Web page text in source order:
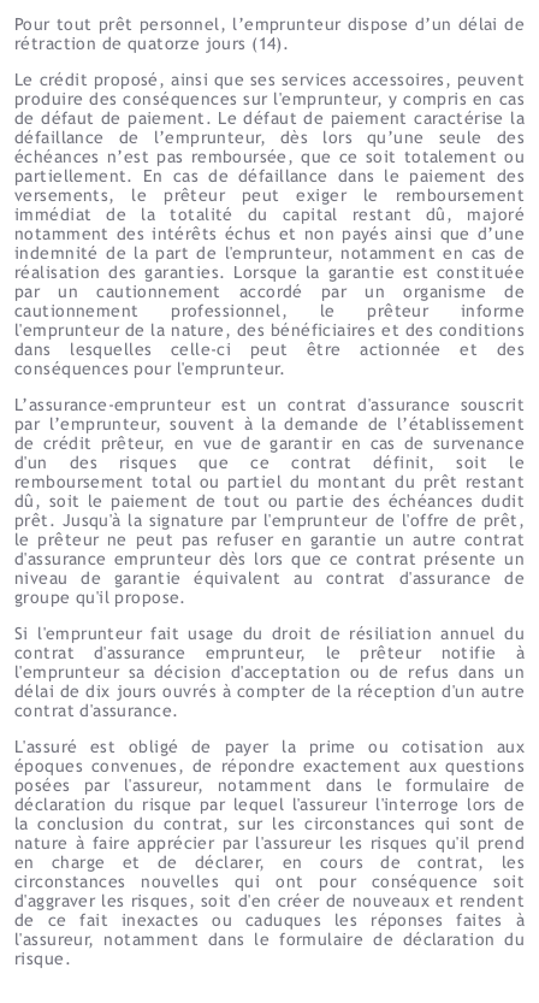
Pour tout prêt personnel, l’emprunteur dispose d’un délai de
rétraction de quatorze jours (14).
Le crédit proposé, ainsi que ses services accessoires, peuvent
produire des conséquences sur l'emprunteur, y compris en cas
de défaut de paiement. Le défaut de paiement caractérise la
défaillance de l’emprunteur, dès lors qu’une seule des
échéances n’est pas remboursée, que ce soit totalement ou
partiellement. En cas de défaillance dans le paiement des
versements, le prêteur peut exiger le remboursement
immédiat de la totalité du capital restant dû, majoré
notamment des intérêts échus et non payés ainsi que d’une
indemnité de la part de l'emprunteur, notamment en cas de
réalisation des garanties. Lorsque la garantie est constituée
par un cautionnement accordé par un organisme de
cautionnement professionnel, le prêteur informe
l'emprunteur de la nature, des bénéficiaires et des conditions
dans lesquelles celle-ci peut être actionnée et des
conséquences pour l'emprunteur.
L’assurance-emprunteur est un contrat d'assurance souscrit
par l’emprunteur, souvent à la demande de l’établissement
de crédit prêteur, en vue de garantir en cas de survenance
d'un des risques que ce contrat définit, soit le
remboursement total ou partiel du montant du prêt restant
dû, soit le paiement de tout ou partie des échéances dudit
prêt. Jusqu'à la signature par l'emprunteur de l'offre de prêt,
le prêteur ne peut pas refuser en garantie un autre contrat
d'assurance emprunteur dès lors que ce contrat présente un
niveau de garantie équivalent au contrat d'assurance de
groupe qu'il propose.
Si l'emprunteur fait usage du droit de résiliation annuel du
contrat d'assurance emprunteur, le prêteur notifie à
l'emprunteur sa décision d'acceptation ou de refus dans un
délai de dix jours ouvrés à compter de la réception d'un autre
contrat d'assurance.
L'assuré est obligé de payer la prime ou cotisation aux
époques convenues, de répondre exactement aux questions
posées par l'assureur, notamment dans le formulaire de
déclaration du risque par lequel l'assureur l'interroge lors de
la conclusion du contrat, sur les circonstances qui sont de
nature à faire apprécier par l'assureur les risques qu'il prend
en charge et de déclarer, en cours de contrat, les
circonstances nouvelles qui ont pour conséquence soit
d'aggraver les risques, soit d'en créer de nouveaux et rendent
de ce fait inexactes ou caduques les réponses faites à
l'assureur, notamment dans le formulaire de déclaration du
risque.